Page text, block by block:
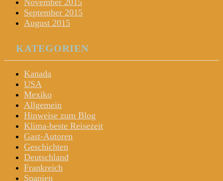
September 2015
August 2015
KATEGORIEN
Kanada
USA
Mexiko
Allgemein
Hinweise zum Blog
Klima-beste Reisezeit
Gast-Autoren
Geschichten
Deutschland
Frankreich
Spanien